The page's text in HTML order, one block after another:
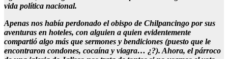
vida política nacional.
Apenas nos había perdonado el obispo de Chilpancingo por sus
aventuras en hoteles, con alguien a quien evidentemente
compartió algo más que sermones y bendiciones (puesto que le
encontraron condones, cocaína y viagra… ¿?). Ahora, el párroco